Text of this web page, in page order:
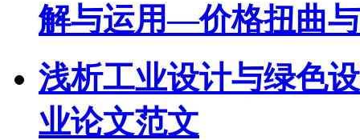
解与运用—价格扭曲
浅析工业设计与绿色
业论文范文